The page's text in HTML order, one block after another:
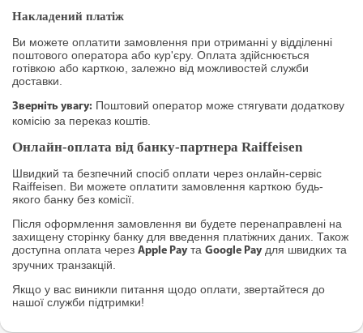
Накладений платіж
Ви можете оплатити замовлення при отриманні у відділенні
поштового оператора або кур'єру. Оплата здійснюється
готівкою або карткою, залежно від можливостей служби
доставки.
Зверніть увагу: Поштовий оператор може стягувати додаткову
комісію за переказ коштів.
Онлайн-оплата від банку-партнера Raiffeisen
Швидкий та безпечний спосіб оплати через онлайн-сервіс
Raiffeisen. Ви можете оплатити замовлення карткою будь-
якого банку без комісії.
Після оформлення замовлення ви будете перенаправлені на
захищену сторінку банку для введення платіжних даних. Також
доступна оплата через Apple Pay та Google Pay для швидких та
зручних транзакцій.
Якщо у вас виникли питання щодо оплати, звертайтеся до
нашої служби підтримки!